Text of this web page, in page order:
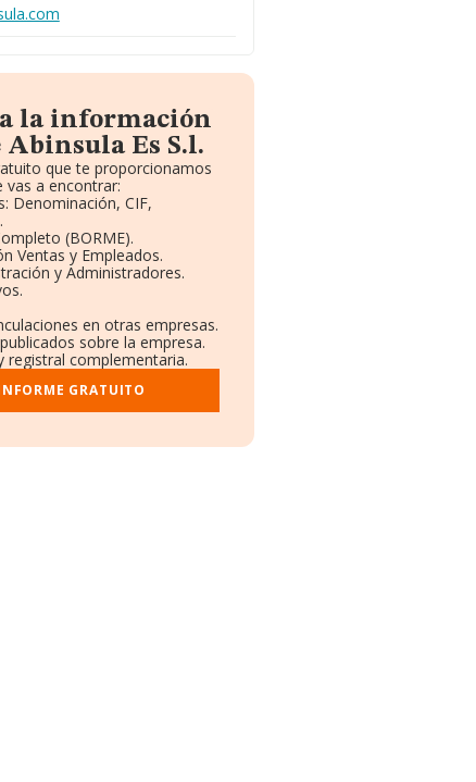
la información
Es S.l.
que te proporcionamos
vas a encontrar:
Denominación, CIF,
(BORME).
Ventas y Empleados.
y Administradores.
en otras empresas.
sobre la empresa.
registral complementaria.
GRATUITO